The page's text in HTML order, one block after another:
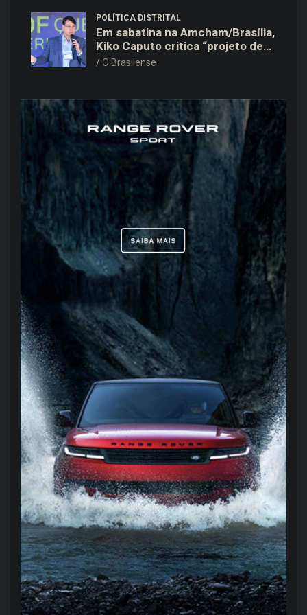
POLÍTICA DISTRITAL
Em sabatina na Amcham/Brasília,
Kiko Caputo critica “projeto de
poder personalístico” e prioriza
O Brasilense